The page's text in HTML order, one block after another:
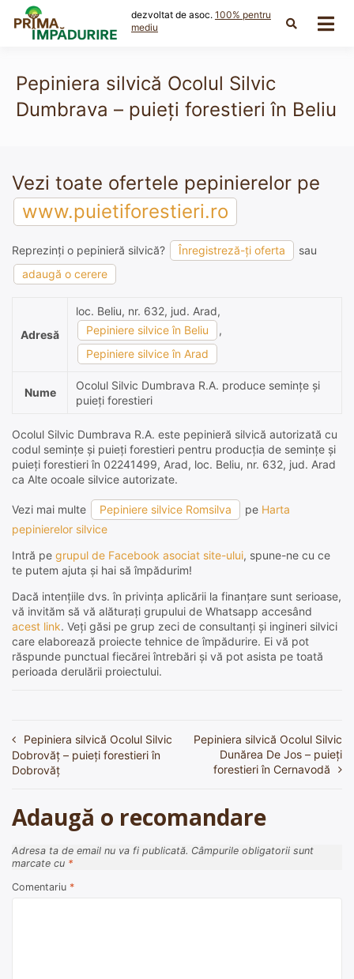
content
dezvoltat de asoc. 100% pentru
mediu
Pepiniera silvică Ocolul Silvic
Dumbrava – puieți forestieri în Beliu
Vezi toate ofertele pepinierelor pe
www.puietiforestieri.ro
Reprezinți o pepinieră silvică? Înregistreză-ți oferta
sau
adaugă o cerere
Adresă
loc. Beliu, nr. 632, jud. Arad,
Pepiniere silvice în Beliu
,
Pepiniere silvice în Arad
Nume
Ocolul Silvic Dumbrava R.A. produce semințe și
puieți forestieri
Ocolul Silvic Dumbrava R.A. este pepinieră silvică autorizată cu
codul semințe și puieți forestieri pentru producția de semințe și
puieți forestieri în 02241499, Arad, loc. Beliu, nr. 632, jud. Arad
ca Alte ocoale silvice autorizate.
Vezi mai multe Pepiniere silvice Romsilva pe Harta
pepinierelor silvice
Intră pe grupul de Facebook asociat site-ului, spune-ne cu ce
te putem ajuta și hai să împădurim!
Dacă intențiile dvs. în privința aplicării la finanțare sunt serioase,
vă invităm să vă alăturați grupului de Whatsapp accesând
acest link. Veți găsi pe grup zeci de consultanți și ingineri silvici
care elaborează proiecte tehnice de împădurire. Ei vă pot
răspunde punctual fiecărei întrebări și vă pot asista pe toată
perioada derulării proiectului.
Navigare
în
Pepiniera silvică Ocolul Silvic
Dobrovăţ – puieți forestieri în
Dobrovăţ
Pepiniera silvică Ocolul Silvic
Dunărea De Jos – puieți
forestieri în Cernavodă
Adaugă o recomandare
Adresa ta de email nu va fi publicată. Câmpurile obligatorii sunt
marcate cu *
Comentariu *